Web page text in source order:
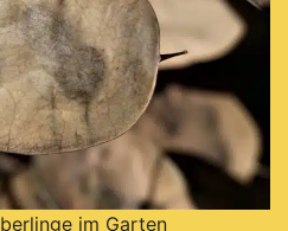
im Garten